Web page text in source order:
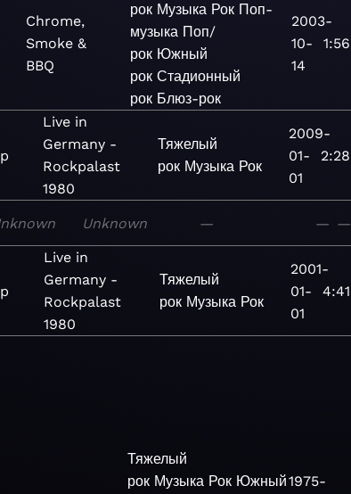
Chrome,
Smoke &
BBQ
рок Музыка Рок Поп-
музыка Поп/
рок Южный
рок Стадионный
рок Блюз-рок
2003-
10-
14
1:56
Live in
Germany -
Rockpalast
1980
Тяжелый
рок Музыка Рок
2009-
01-
01
2:28
Unknown — — —
Live in
Germany -
Rockpalast
1980
Тяжелый
рок Музыка Рок
2001-
01-
01
4:41
Тяжелый
рок Музыка Рок Южный1975-